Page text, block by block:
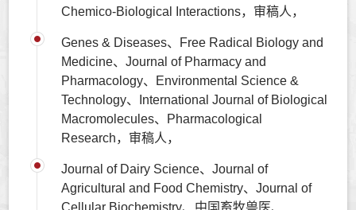
Chemico-Biological Interactions，审稿人，
Genes & Diseases、Free Radical Biology and
Medicine、Journal of Pharmacy and
Pharmacology、Environmental Science &
Technology、International Journal of Biological
Macromolecules、Pharmacological
Research，审稿人，
Journal of Dairy Science、Journal of
Agricultural and Food Chemistry、Journal of
Cellular Biochemistry、中国畜牧兽医、